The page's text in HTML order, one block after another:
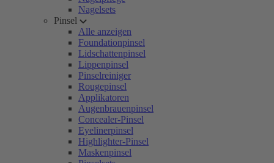
Nagelsets
Pinsel
Alle anzeigen
Foundationpinsel
Lidschattenpinsel
Lippenpinsel
Pinselreiniger
Rougepinsel
Applikatoren
Augenbrauenpinsel
Concealer-Pinsel
Eyelinerpinsel
Highlighter-Pinsel
Maskenpinsel